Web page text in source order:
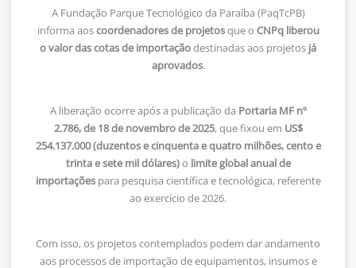
A Fundação Parque Tecnológico da Paraíba (PaqTcPB)
informa aoscoordenadores de projetosque o CNPq liberou
o valor das cotas de importaçãodestinadas aos projetos já
aprovados.
A liberação ocorre após a publicação da Portaria MF nº
2.786, de 18 de novembro de 2025, que fixou em US$
254.137.000 (duzentos e cinquenta e quatro milhões, cento e
trinta e sete mil dólares)o limite global anual de
importaçõespara pesquisa científica e tecnológica, referente
ao exercício de 2026.
Com isso, os projetos contemplados podem dar andamento
aos processos de importação de equipamentos, insumos e